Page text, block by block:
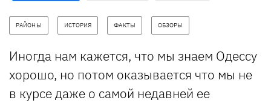
РАЙОНЫ ИСТОРИЯ ФАКТЫ ОБЗОРЫ
Иногда нам кажется, что мы знаем Одессу
хорошо, но потом оказывается что мы не
в курсе даже о самой недавней ее